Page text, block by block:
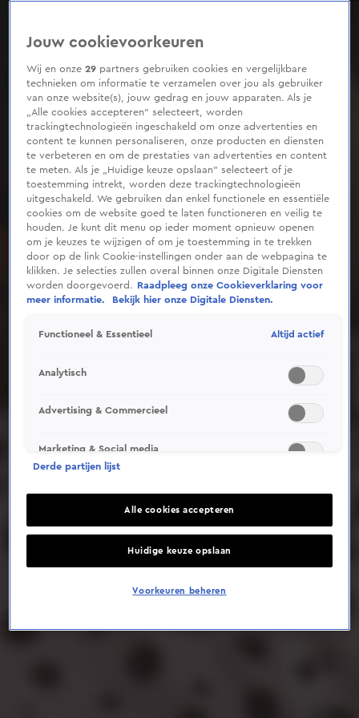
seconds
Deze video is niet beschikbaar op je huidige locatie
Jouw cookievoorkeuren
Wij en onze29 partners gebruiken cookies en vergelijkbare
technieken om informatie te verzamelen over jou als gebruiker
van onze website(s), jouw gedrag en jouw apparaten. Als je
„Alle cookies accepteren” selecteert, worden
trackingtechnologieën ingeschakeld om onze advertenties en
content te kunnen personaliseren, onze producten en diensten
te verbeteren en om de prestaties van advertenties en content
te meten. Als je „Huidige keuze opslaan” selecteert of je
toestemming intrekt, worden deze trackingtechnologieën
uitgeschakeld. We gebruiken dan enkel functionele en essentiële
cookies om de website goed te laten functioneren en veilig te
houden. Je kunt dit menu op ieder moment opnieuw openen
om je keuzes te wijzigen of om je toestemming in te trekken
door op de link Cookie-instellingen onder aan de webpagina te
klikken. Je selecties zullen overal binnen onze Digitale Diensten
worden doorgevoerd.
Raadpleeg onze Cookieverklaring voor
meer informatie.
Bekijk hier onze Digitale Diensten.
Functioneel & Essentieel Altijd actief
Analytisch
Advertising & Commercieel
Marketing & Social media
Derde partijen lijst
Alle cookies accepteren
Huidige keuze opslaan
Voorkeuren beheren